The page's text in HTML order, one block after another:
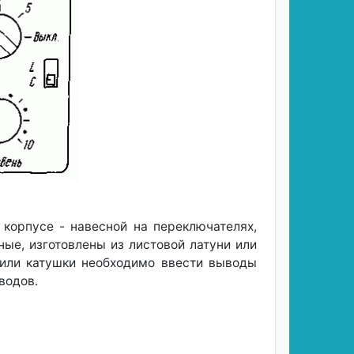
- навесной на переключателях,
изготовлены из листовой латуни или
катушки необходимо ввести выводы